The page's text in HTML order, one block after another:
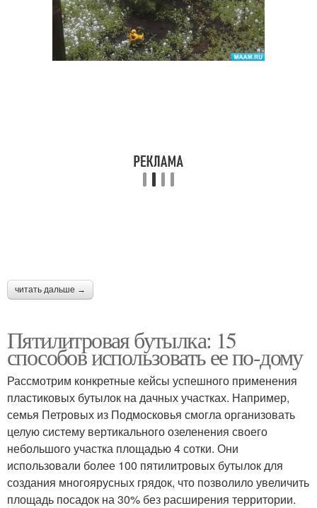
изготовления
Полив с помощью
Руки из пластиковых
бутылок
Прикорневой полив
Верхний полив Полив в междурядье
читать дальше →
Пятилитровая бутылка: 15
способов использовать ее по-дому
Рассмотрим конкретные кейсы успешного применения
пластиковых бутылок на дачных участках. Например,
семья Петровых из Подмосковья смогла организовать
целую систему вертикального озеленения своего
небольшого участка площадью 4 сотки. Они
использовали более 100 пятилитровых бутылок для
создания многоярусных грядок, что позволило увеличить
площадь посадок на 30% без расширения территории.